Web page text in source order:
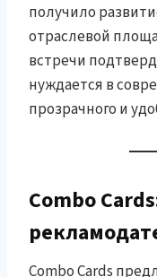
получило
отраслевой
встречи
нуждается в
прозрачного и
Combo
Combo Cards